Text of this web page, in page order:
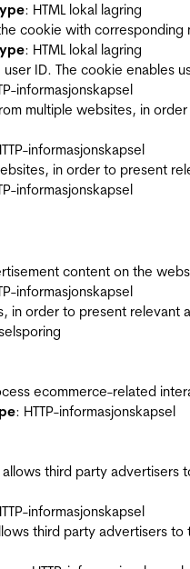
: HTML lokal lagring
cookie with corresponding
: HTML lokal lagring
ID. The cookie enables
informasjonskapsel
multiple websites, in
informasjonskapsel
in order to present
informasjonskapsel
content on the
informasjonskapsel
in order to present
ecommerce-related
: HTTP-informasjonskapsel
third party
informasjonskapsel
third party advertisers